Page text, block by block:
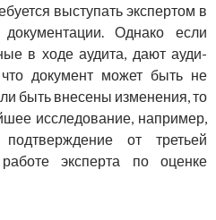
выступать экспертом в
Однако если
в ходе аудита, дают ауди­
документ может быть не
быть внесены изменения, то
исследование, например,
от третьей
эксперта по оценке